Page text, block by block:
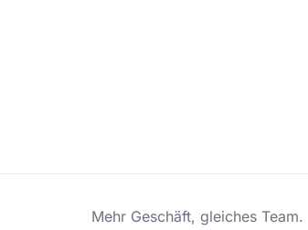
Mehr Geschäft, gleiches Team.